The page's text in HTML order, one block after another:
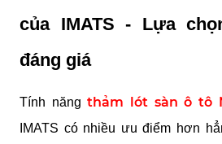
của IMATS - Lựa
đáng giá
Tính năng thảm lót sàn ô tô
IMATS có nhiều ưu điểm hơn